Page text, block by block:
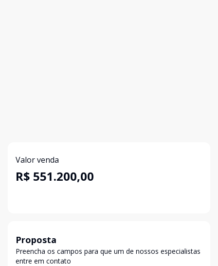
Valor venda
R$ 551.200,00
Proposta
Preencha os campos para que um de nossos especialistas
entre em contato